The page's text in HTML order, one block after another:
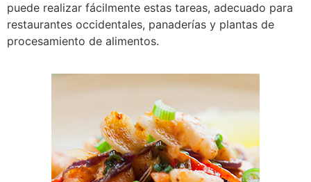
puede realizar fácilmente estas tareas, adecuado para
restaurantes occidentales, panaderías y plantas de
procesamiento de alimentos.